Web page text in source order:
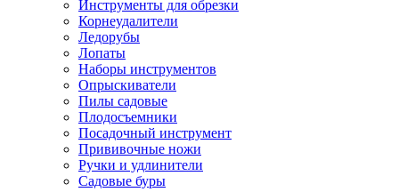
Инструменты для обрезки
Корнеудалители
Ледорубы
Лопаты
Наборы инструментов
Опрыскиватели
Пилы садовые
Плодосъемники
Посадочный инструмент
Прививочные ножи
Ручки и удлинители
Садовые буры